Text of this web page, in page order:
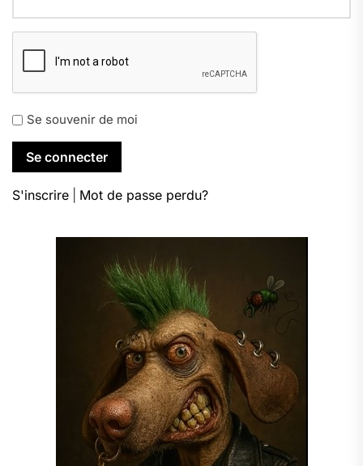
Se souvenir de moi
S'inscrire Mot de passe perdu?